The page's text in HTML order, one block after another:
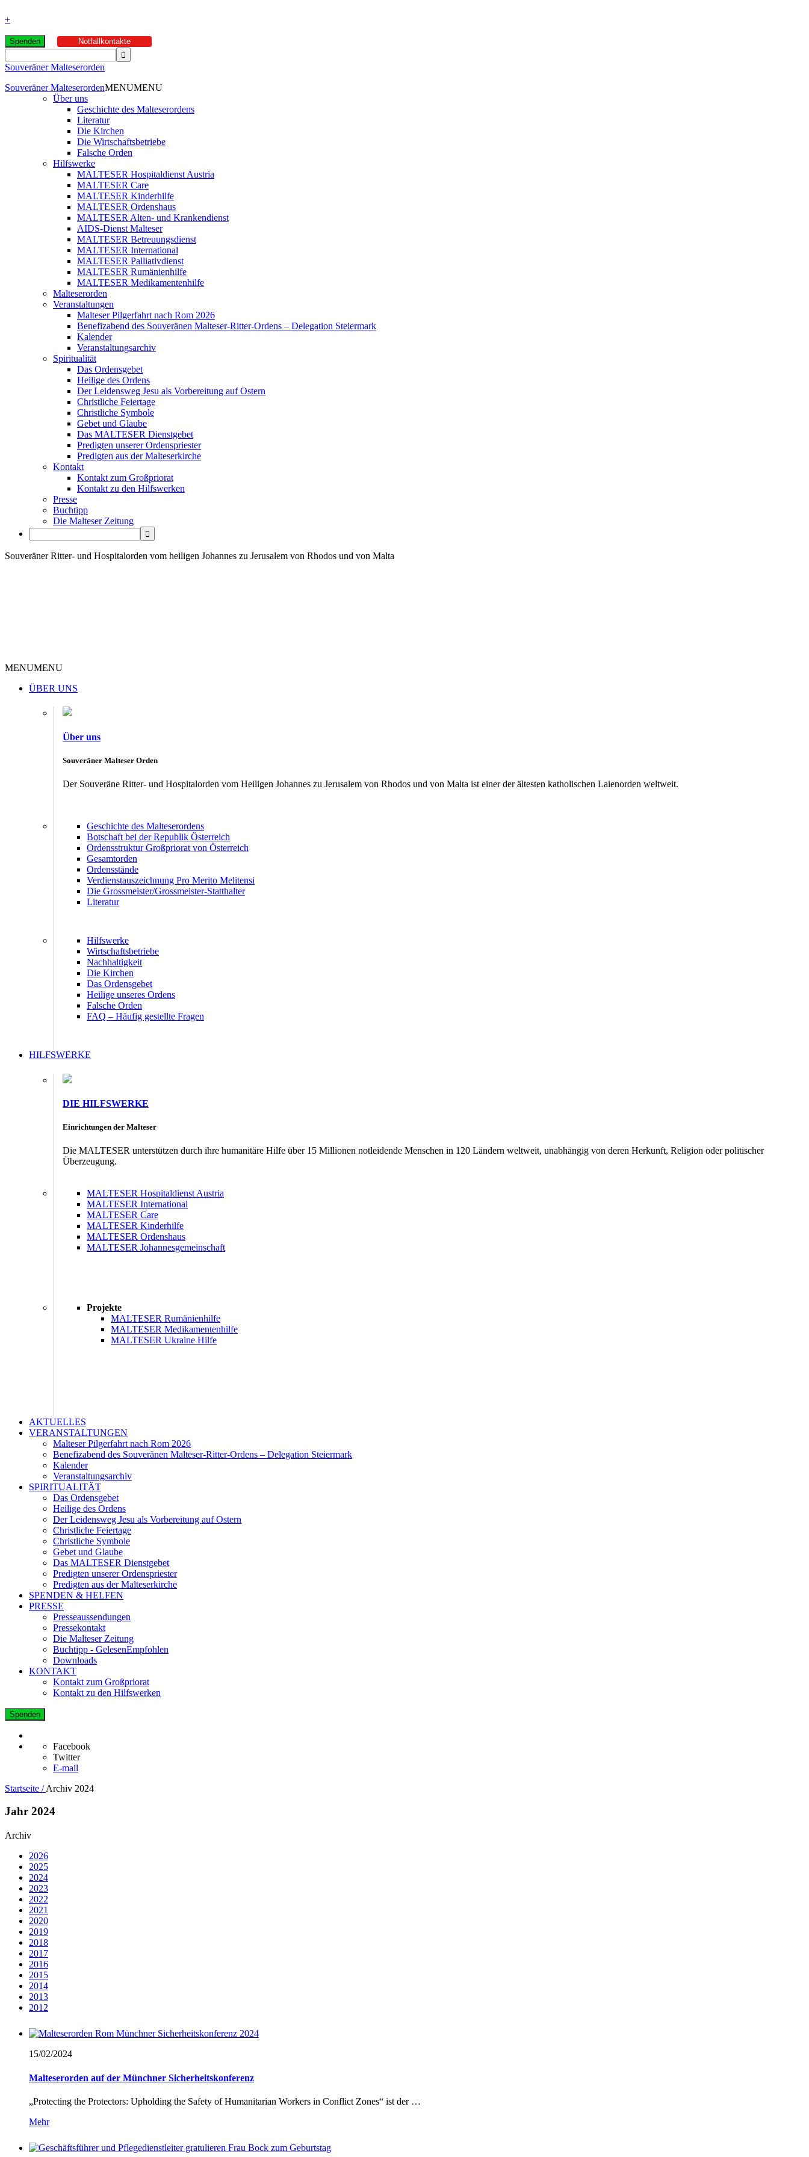
+
Spenden Notfallkontakte
Souveräner Malteserorden
Souveräner MalteserordenMENUMENU
Über uns
Geschichte des Malteserordens
Literatur
Die Kirchen
Die Wirtschaftsbetriebe
Falsche Orden
Hilfswerke
MALTESER Hospitaldienst Austria
MALTESER Care
MALTESER Kinderhilfe
MALTESER Ordenshaus
MALTESER Alten- und Krankendienst
AIDS-Dienst Malteser
MALTESER Betreuungsdienst
MALTESER International
MALTESER Palliativdienst
MALTESER Rumänienhilfe
MALTESER Medikamentenhilfe
Malteserorden
Veranstaltungen
Malteser Pilgerfahrt nach Rom 2026
Benefizabend des Souveränen Malteser-Ritter-Ordens – Delegation Steiermark
Kalender
Veranstaltungsarchiv
Spiritualität
Das Ordensgebet
Heilige des Ordens
Der Leidensweg Jesu als Vorbereitung auf Ostern
Christliche Feiertage
Christliche Symbole
Gebet und Glaube
Das MALTESER Dienstgebet
Predigten unserer Ordenspriester
Predigten aus der Malteserkirche
Kontakt
Kontakt zum Großpriorat
Kontakt zu den Hilfswerken
Presse
Buchtipp
Die Malteser Zeitung
Souveräner Ritter- und Hospitalorden vom heiligen Johannes zu Jerusalem von Rhodos und von Malta
MENUMENU
ÜBER UNS
Über uns
Souveräner Malteser Orden
Der Souveräne Ritter- und Hospitalorden vom Heiligen Johannes zu Jerusalem von Rhodos und von Malta ist einer der ältesten katholischen Laienorden weltweit.
Geschichte des Malteserordens
Botschaft bei der Republik Österreich
Ordensstruktur Großpriorat von Österreich
Gesamtorden
Ordensstände
Verdienstauszeichnung Pro Merito Melitensi
Die Grossmeister/Grossmeister-Statthalter
Literatur
Hilfswerke
Wirtschaftsbetriebe
Nachhaltigkeit
Die Kirchen
Das Ordensgebet
Heilige unseres Ordens
Falsche Orden
FAQ – Häufig gestellte Fragen
HILFSWERKE
DIE HILFSWERKE
Einrichtungen der Malteser
Die MALTESER unterstützen durch ihre humanitäre Hilfe über 15 Millionen notleidende Menschen in 120 Ländern weltweit, unabhängig von deren Herkunft, Religion oder politischer
Überzeugung.
MALTESER Hospitaldienst Austria
MALTESER International
MALTESER Care
MALTESER Kinderhilfe
MALTESER Ordenshaus
MALTESER Johannesgemeinschaft
Projekte
MALTESER Rumänienhilfe
MALTESER Medikamentenhilfe
MALTESER Ukraine Hilfe
AKTUELLES
VERANSTALTUNGEN
Malteser Pilgerfahrt nach Rom 2026
Benefizabend des Souveränen Malteser-Ritter-Ordens – Delegation Steiermark
Kalender
Veranstaltungsarchiv
SPIRITUALITÄT
Das Ordensgebet
Heilige des Ordens
Der Leidensweg Jesu als Vorbereitung auf Ostern
Christliche Feiertage
Christliche Symbole
Gebet und Glaube
Das MALTESER Dienstgebet
Predigten unserer Ordenspriester
Predigten aus der Malteserkirche
SPENDEN & HELFEN
PRESSE
Presseaussendungen
Pressekontakt
Die Malteser Zeitung
Buchtipp - GelesenEmpfohlen
Downloads
KONTAKT
Kontakt zum Großpriorat
Kontakt zu den Hilfswerken
Spenden
Facebook
Twitter
E-mail
Startseite / Archiv 2024
Jahr 2024
Archiv
2026
2025
2024
2023
2022
2021
2020
2019
2018
2017
2016
2015
2014
2013
2012
15/02/2024
Malteserorden auf der Münchner Sicherheitskonferenz
„Protecting the Protectors: Upholding the Safety of Humanitarian Workers in Conflict Zones“ ist der …
Mehr